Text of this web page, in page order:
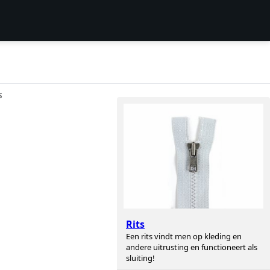
Rits
Een rits vindt men op kleding en
andere uitrusting en functioneert als
sluiting!